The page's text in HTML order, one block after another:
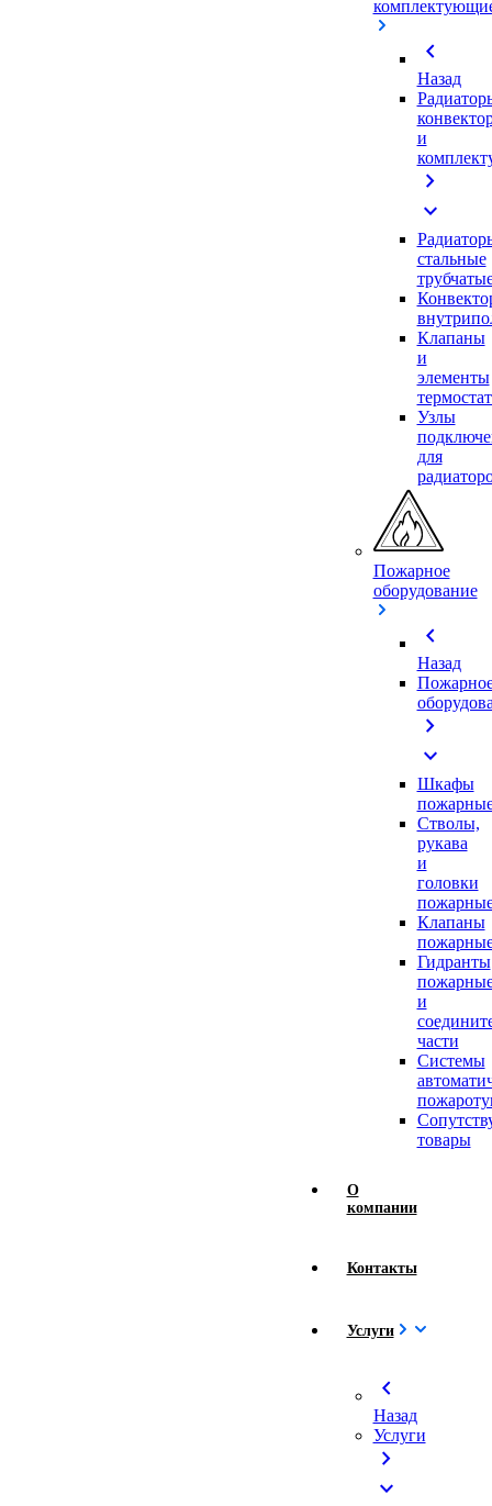
chevron_left
Назад
и
chevron_right
expand_more
стальные
Клапаны
и
элементы
Узлы
для
Пожарное
оборудование
chevron_left
Назад
chevron_right
expand_more
Шкафы
Стволы,
рукава
и
головки
Клапаны
Гидранты
и
части
Системы
товары
О
компании
Контакты
Услуги
chevron_left
Назад
Услуги
chevron_right
expand_more